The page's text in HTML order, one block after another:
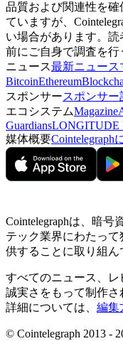
品質および関連性を
ていますが、
い場合があります。
前にご自身で調査を行
ニュース最新ニュース
BitcoinEthereum
スポンサースポンサー
エコシステムMagazine
GuardiansLONGITUDE
媒体概要Cointelegraph
Cointelegraphは、暗
テック業界にわたっ
供することに取り組ん
すべてのニュース、
誠実さをもって制作
詳細については、 編集
© Cointelegraph 2013 -